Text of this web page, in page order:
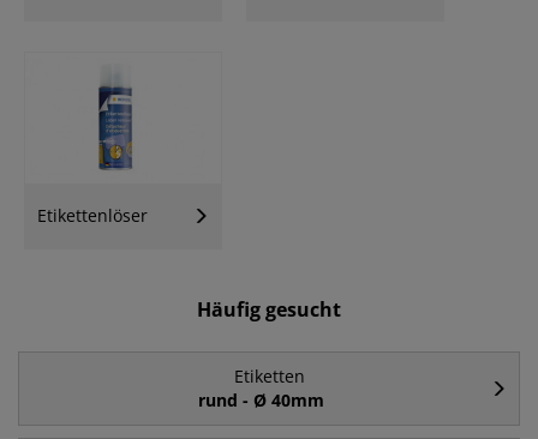
Etikettenlöser
Häufig gesucht
Etiketten
rund - Ø 40mm